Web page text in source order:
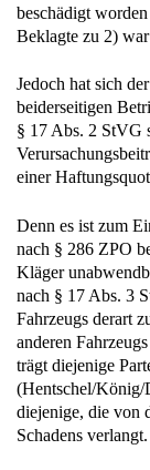
beschädigt
Beklagte zu 2)
Jedoch hat sich
beiderseitigen
§ 17 Abs. 2 StVG
einer
Denn es ist zum
nach § 286 ZPO
Kläger
nach § 17 Abs. 3
Fahrzeugs derart
anderen
trägt diejenige
(Hentschel/König/
diejenige, die von
Schadens verlangt.